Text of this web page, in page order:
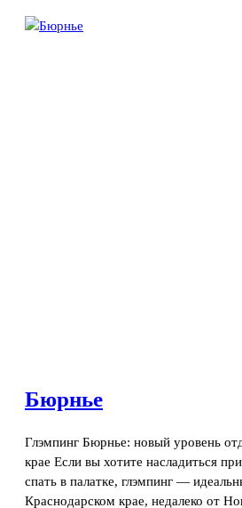
Бюрнье
Глэмпинг Бюрнье: новый уровень
крае Если вы хотите насладиться
спать в палатке, глэмпинг —
Краснодарском крае, недалеко от